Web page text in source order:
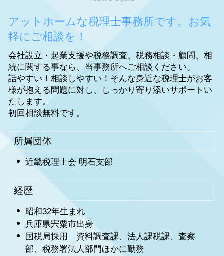
アットホームな税理士事務所です。お気
軽にご相談を！
会社設立・起業支援や税務調査、税務相談・顧問、相
続に関する事なら、当事務所へご相談ください。
話やすい！相談しやすい！そんな身近な税理士がお客
様が抱える問題に対し、しっかり寄り添いサポートい
たします。
初回相談無料です。
所属団体
近畿税理士会 明石支部
経歴
昭和32年生まれ
兵庫県宍粟市出身
国税局採用 資料調査課、法人課税課、査察
部、税務署法人部門ほかに勤務